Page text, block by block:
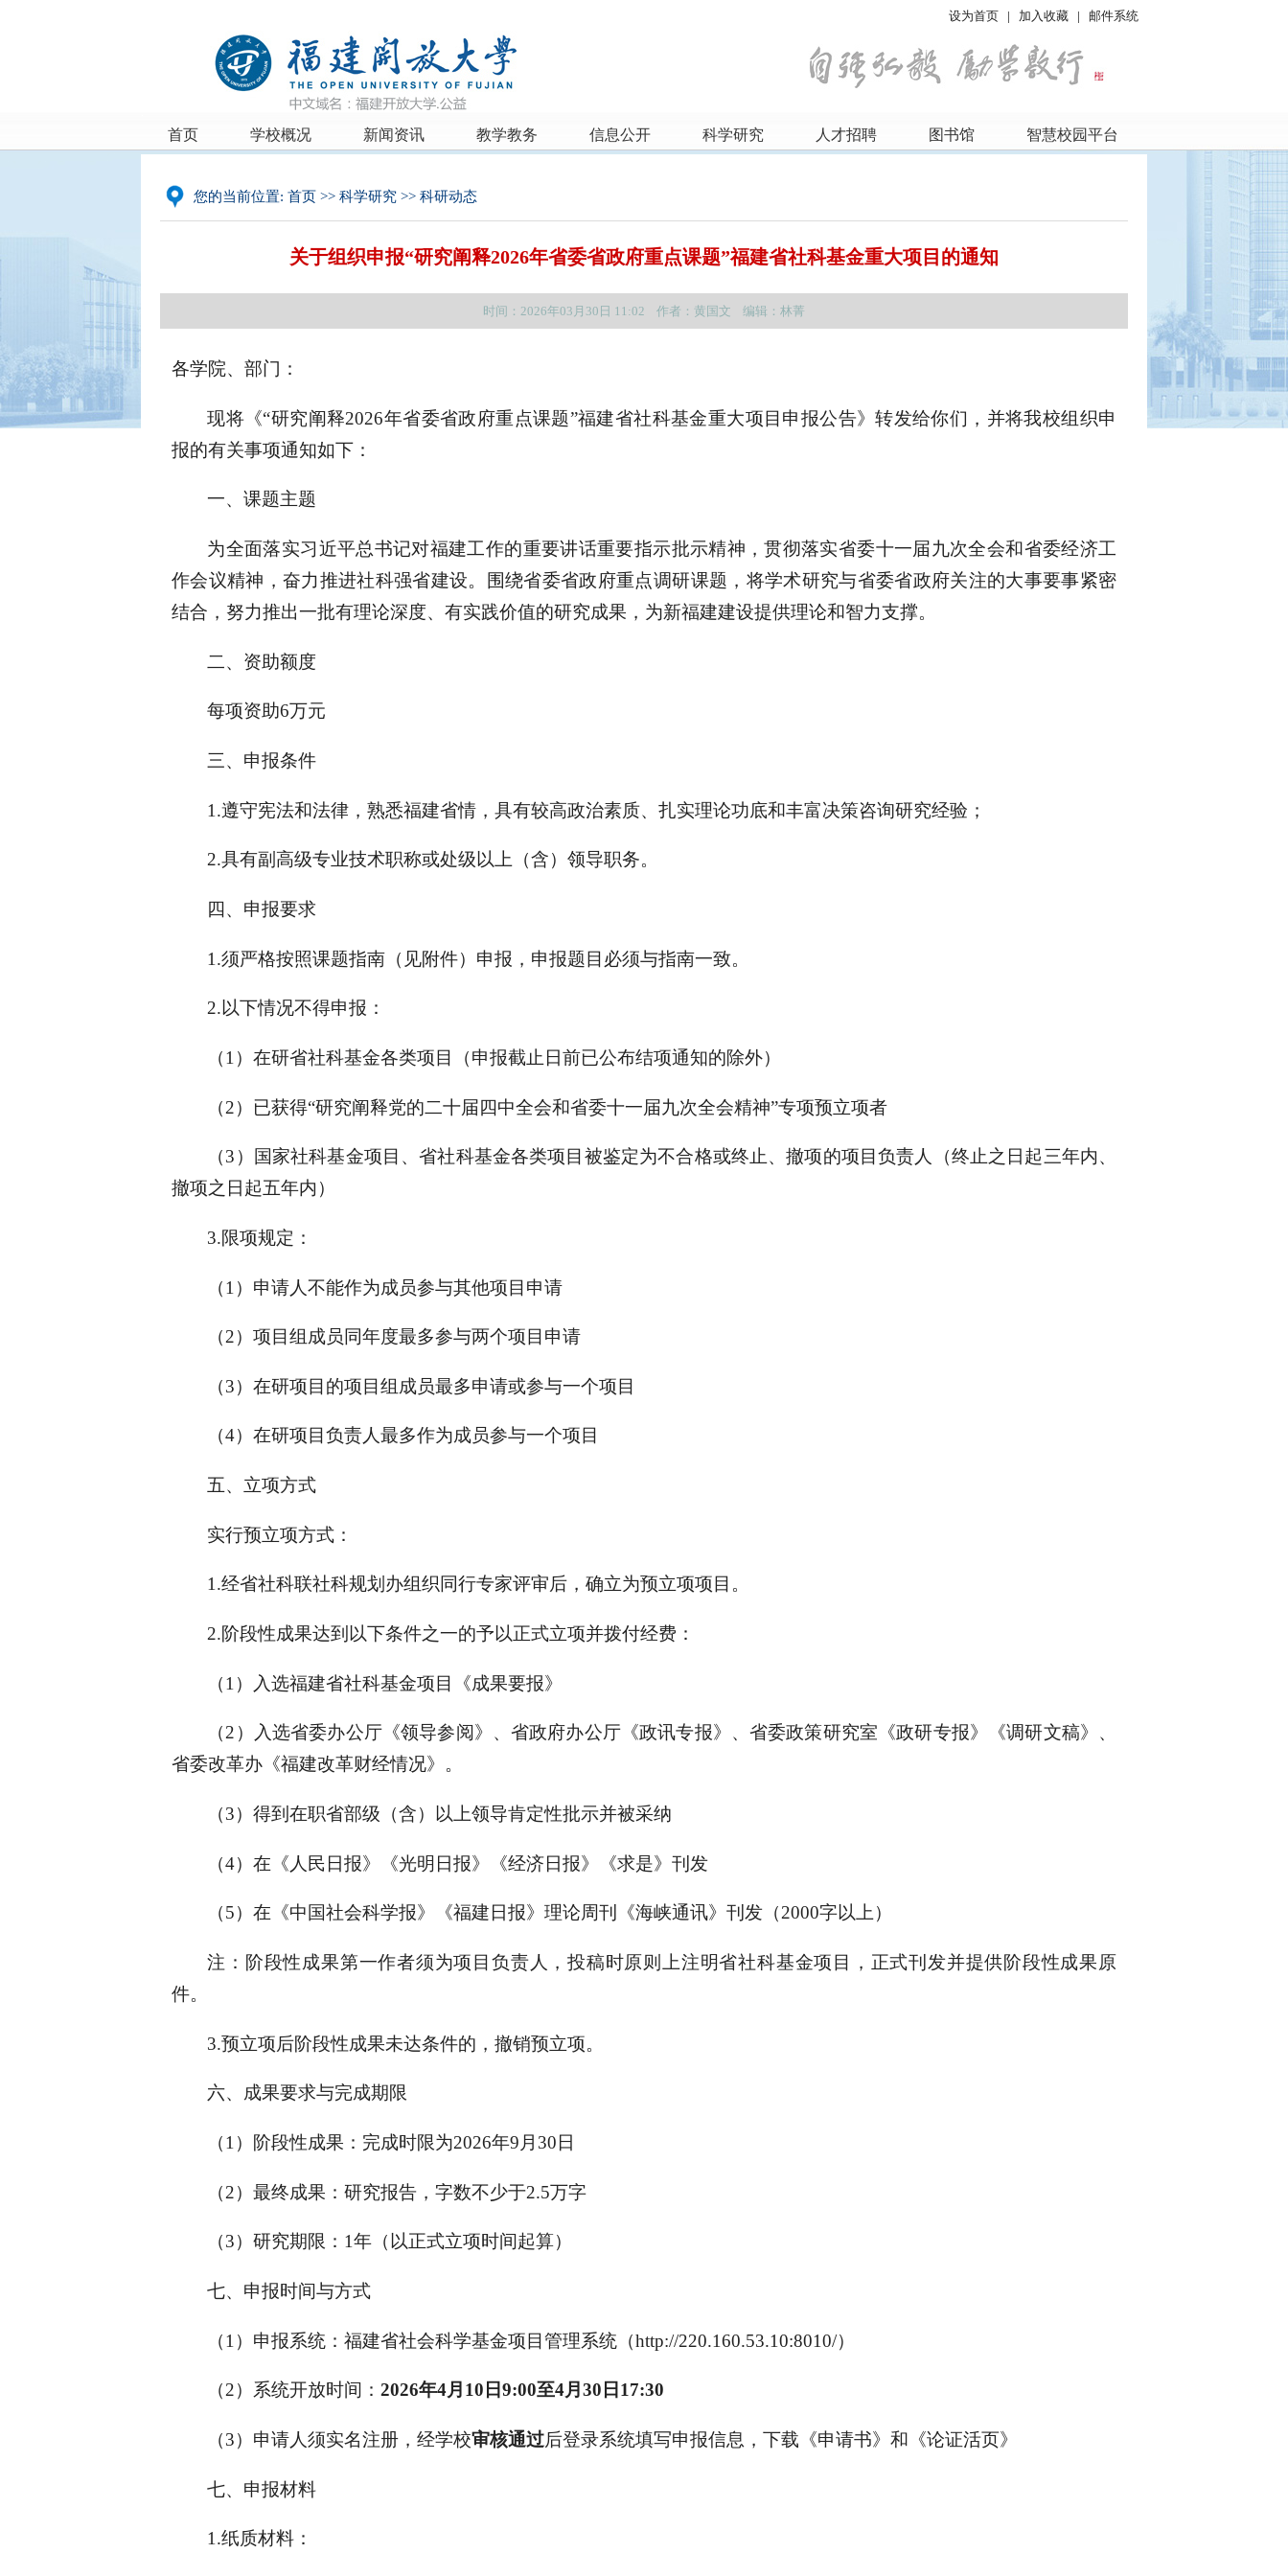
设为首页 | 加入收藏 | 邮件系统
首页 学校概况 新闻资讯 教学教务 信息公开 科学研究 人才招聘 图书馆 智慧校园平台
您的当前位置: 首页 >> 科学研究 >> 科研动态
关于组织申报“研究阐释2026年省委省政府重点课题”福建省社科基金重大项目的通知
时间：2026年03月30日 11:02 作者：黄国文 编辑：林菁
各学院、部门：
现将《“研究阐释2026年省委省政府重点课题”福建省社科基金重大项目申报公告》转发给你们，并将我校组织申
报的有关事项通知如下：
一、课题主题
为全面落实习近平总书记对福建工作的重要讲话重要指示批示精神，贯彻落实省委十一届九次全会和省委经济工
作会议精神，奋力推进社科强省建设。围绕省委省政府重点调研课题，将学术研究与省委省政府关注的大事要事紧密
结合，努力推出一批有理论深度、有实践价值的研究成果，为新福建建设提供理论和智力支撑。
二、资助额度
每项资助6万元
三、申报条件
1.遵守宪法和法律，熟悉福建省情，具有较高政治素质、扎实理论功底和丰富决策咨询研究经验；
2.具有副高级专业技术职称或处级以上（含）领导职务。
四、申报要求
1.须严格按照课题指南（见附件）申报，申报题目必须与指南一致。
2.以下情况不得申报：
（1）在研省社科基金各类项目（申报截止日前已公布结项通知的除外）
（2）已获得“研究阐释党的二十届四中全会和省委十一届九次全会精神”专项预立项者
（3）国家社科基金项目、省社科基金各类项目被鉴定为不合格或终止、撤项的项目负责人（终止之日起三年内、
撤项之日起五年内）
3.限项规定：
（1）申请人不能作为成员参与其他项目申请
（2）项目组成员同年度最多参与两个项目申请
（3）在研项目的项目组成员最多申请或参与一个项目
（4）在研项目负责人最多作为成员参与一个项目
五、立项方式
实行预立项方式：
1.经省社科联社科规划办组织同行专家评审后，确立为预立项项目。
2.阶段性成果达到以下条件之一的予以正式立项并拨付经费：
（1）入选福建省社科基金项目《成果要报》
（2）入选省委办公厅《领导参阅》、省政府办公厅《政讯专报》、省委政策研究室《政研专报》《调研文稿》、
省委改革办《福建改革财经情况》。
（3）得到在职省部级（含）以上领导肯定性批示并被采纳
（4）在《人民日报》《光明日报》《经济日报》《求是》刊发
（5）在《中国社会科学报》《福建日报》理论周刊《海峡通讯》刊发（2000字以上）
注：阶段性成果第一作者须为项目负责人，投稿时原则上注明省社科基金项目，正式刊发并提供阶段性成果原
件。
3.预立项后阶段性成果未达条件的，撤销预立项。
六、成果要求与完成期限
（1）阶段性成果：完成时限为2026年9月30日
（2）最终成果：研究报告，字数不少于2.5万字
（3）研究期限：1年（以正式立项时间起算）
七、申报时间与方式
（1）申报系统：福建省社会科学基金项目管理系统（http://220.160.53.10:8010/）
（2）系统开放时间：2026年4月10日9:00至4月30日17:30
（3）申请人须实名注册，经学校审核通过后登录系统填写申报信息，下载《申请书》和《论证活页》
七、申报材料
1.纸质材料：